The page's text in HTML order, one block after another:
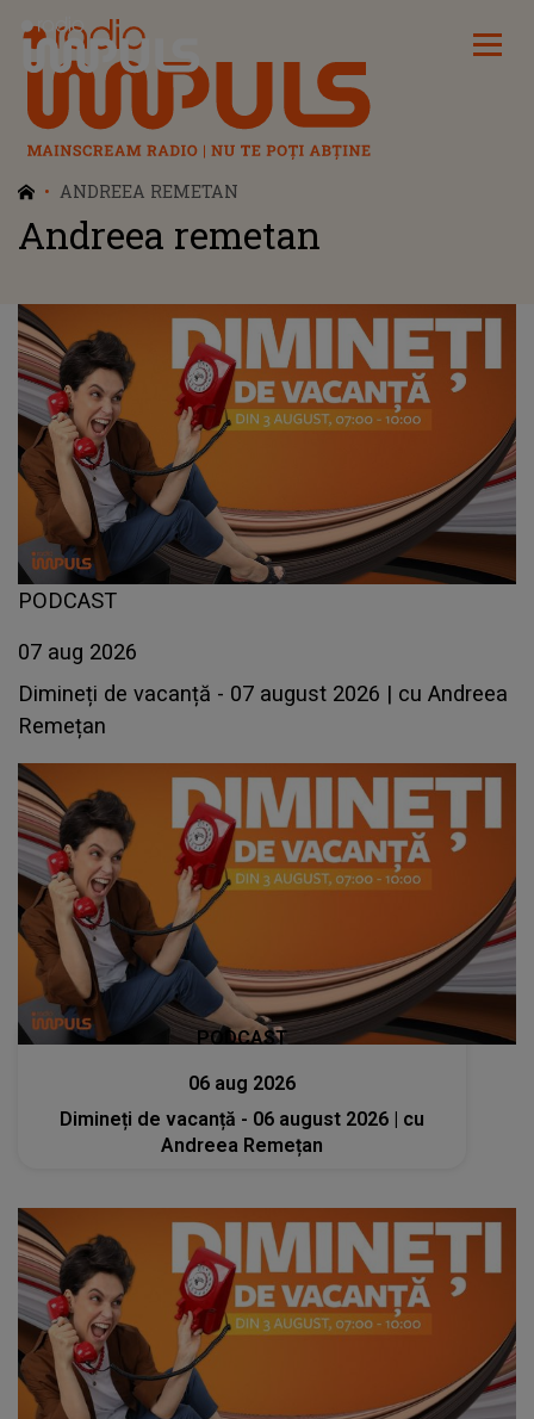
Radio Impuls
ANDREEA REMETAN
Andreea remetan
PODCAST
07 aug 2026
Dimineți de vacanță - 07 august 2026 | cu Andreea
Remețan
PODCAST
06 aug 2026
Dimineți de vacanță - 06 august 2026 | cu
Andreea Remețan